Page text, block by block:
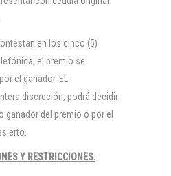
en los cinco (5)
el premio se
el ganador. EL
discreción, podrá decidir
ganador del premio o por el
Y RESTRICCIONES: